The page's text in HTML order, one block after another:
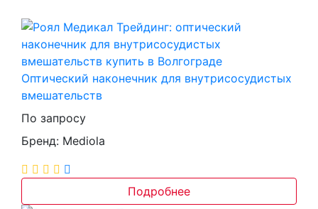
Оптический наконечник для внутрисосудистых
вмешательств
По запросу
Бренд: Mediola
Подробнее